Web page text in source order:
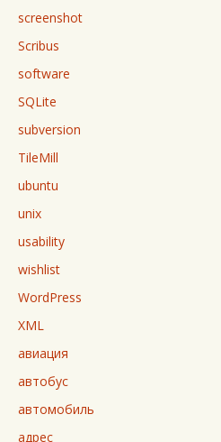
screenshot
Scribus
software
SQLite
subversion
TileMill
ubuntu
unix
usability
wishlist
WordPress
XML
авиация
автобус
автомобиль
адрес